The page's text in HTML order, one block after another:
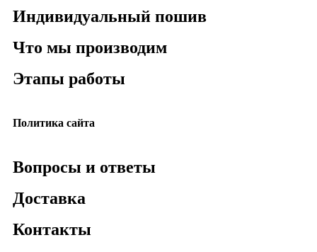
Индивидуальный пошив
Что мы производим
Этапы работы
Политика сайта
Вопросы и ответы
Доставка
Контакты